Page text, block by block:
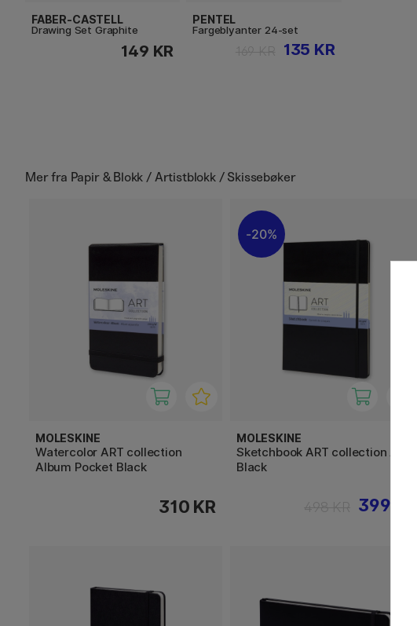
FABER-CASTELL
Drawing Set Graphite
149 KR
PENTEL
Fargeblyanter 24-set
135 KR
Mer fra Papir & Blokk / Artistblokk / Skissebøker
MOLESKINE
Watercolor ART collection
Album Pocket Black
310 KR
20%
MOLESKINE
Sketchbook ART collection A4
Black
399 KR